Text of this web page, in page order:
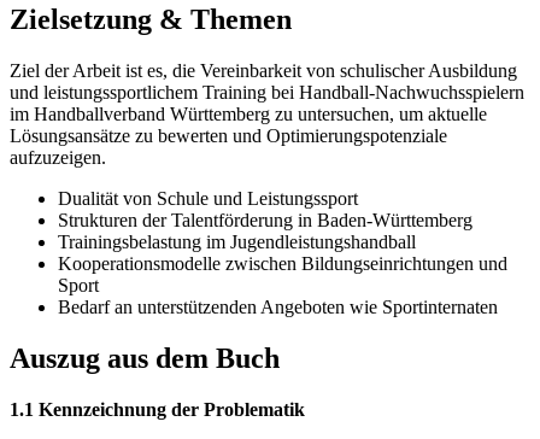
Zielsetzung & Themen
Ziel der Arbeit ist es, die Vereinbarkeit von schulischer Ausbildung
und leistungssportlichem Training bei Handball-Nachwuchsspielern
im Handballverband Württemberg zu untersuchen, um aktuelle
Lösungsansätze zu bewerten und Optimierungspotenziale
aufzuzeigen.
Dualität von Schule und Leistungssport
Strukturen der Talentförderung in Baden-Württemberg
Trainingsbelastung im Jugendleistungshandball
Kooperationsmodelle zwischen Bildungseinrichtungen und
Sport
Bedarf an unterstützenden Angeboten wie Sportinternaten
Auszug aus dem Buch
1.1 Kennzeichnung der Problematik